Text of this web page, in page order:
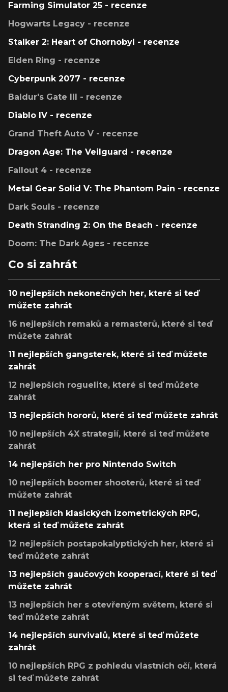
Farming Simulator 25 - recenze
Hogwarts Legacy - recenze
Stalker 2: Heart of Chornobyl - recenze
Elden Ring - recenze
Cyberpunk 2077 - recenze
Baldur's Gate III - recenze
Diablo IV - recenze
Grand Theft Auto V - recenze
Dragon Age: The Veilguard - recenze
Fallout 4 - recenze
Metal Gear Solid V: The Phantom Pain - recenze
Dark Souls - recenze
Death Stranding 2: On the Beach - recenze
Doom: The Dark Ages - recenze
Co si zahrát
10 nejlepších nekonečných her, které si teď
můžete zahrát
16 nejlepších remaků a remasterů, které si teď
můžete zahrát
11 nejlepších gangsterek, které si teď můžete
zahrát
12 nejlepších roguelite, které si teď můžete
zahrát
13 nejlepších hororů, které si teď můžete zahrát
10 nejlepších 4X strategií, které si teď můžete
zahrát
14 nejlepších her pro Nintendo Switch
10 nejlepších boomer shooterů, které si teď
můžete zahrát
11 nejlepších klasických izometrických RPG,
která si teď můžete zahrát
12 nejlepších postapokalyptických her, které si
teď můžete zahrát
13 nejlepších gaučových kooperací, které si teď
můžete zahrát
13 nejlepších her s otevřeným světem, které si
teď můžete zahrát
14 nejlepších survivalů, které si teď můžete
zahrát
10 nejlepších RPG z pohledu vlastních očí, která
si teď můžete zahrát